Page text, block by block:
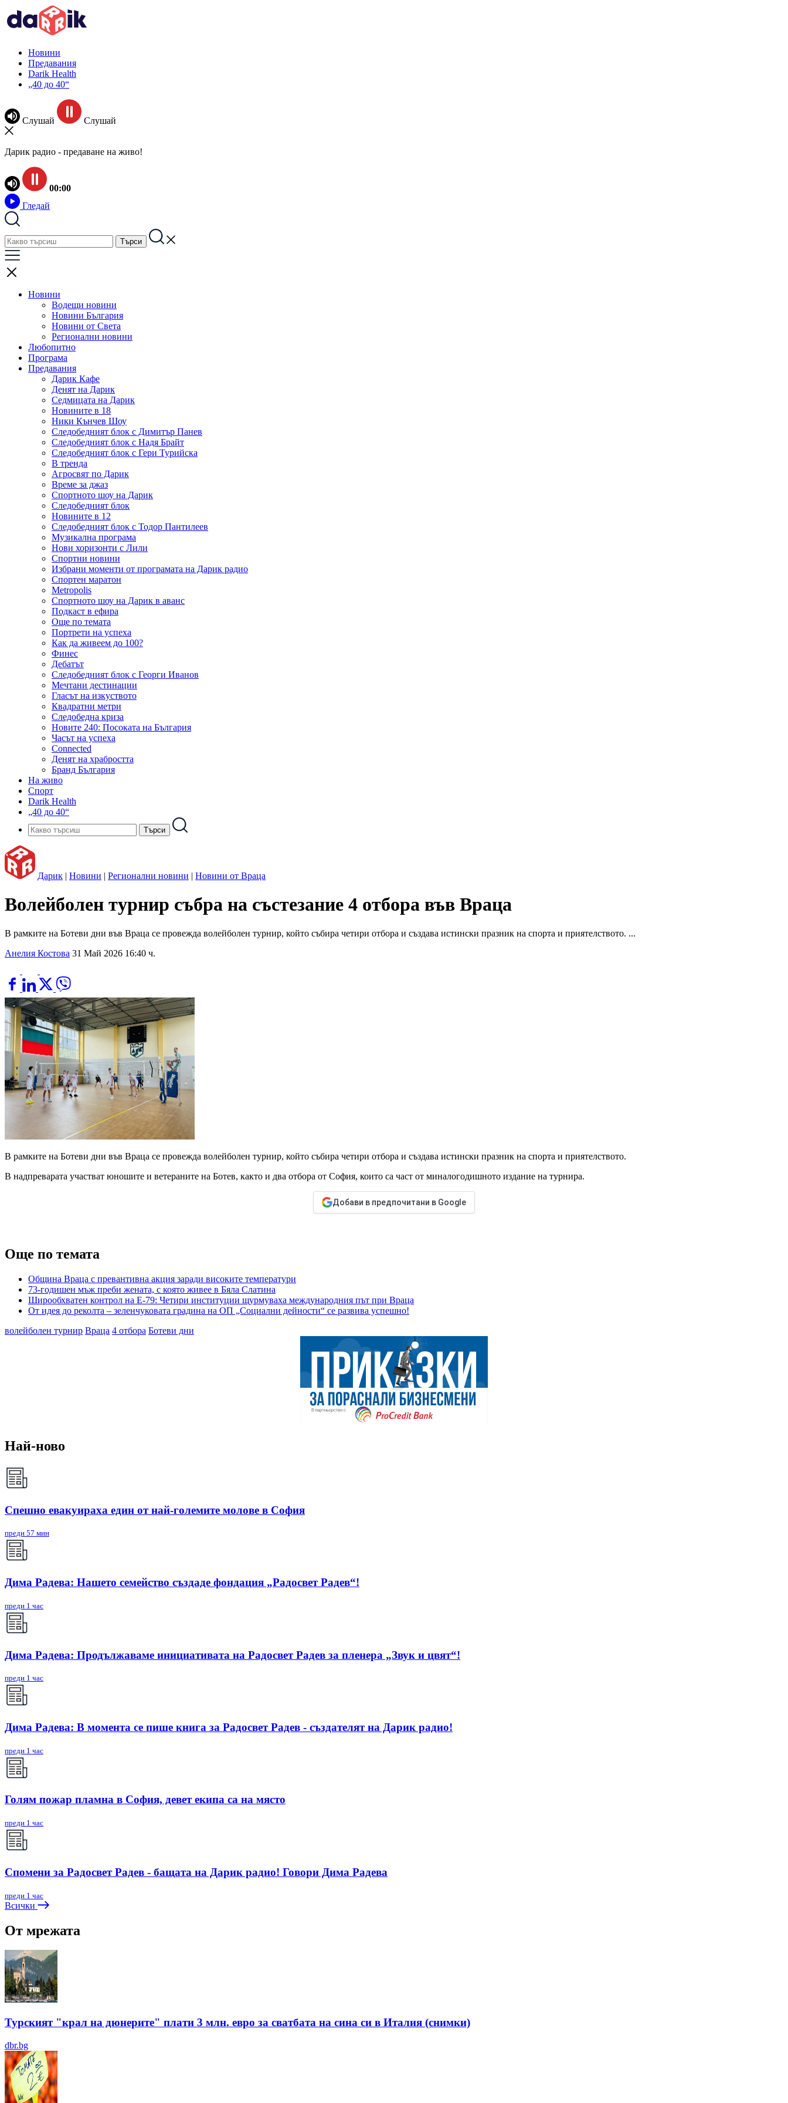
Новини
Предавания
Darik Health
„40 до 40“
Слушай Слушай
Дарик радио - предаване на живо!
00:00
Гледай
Новини
Водещи новини
Новини България
Новини от Света
Регионални новини
Любопитно
Програма
Предавания
Дарик Кафе
Денят на Дарик
Седмицата на Дарик
Новините в 18
Ники Кънчев Шоу
Следобедният блок с Димитър Панев
Следобедният блок с Надя Брайт
Следобедният блок с Гери Турийска
В тренда
Агросвят по Дарик
Време за джаз
Спортното шоу на Дарик
Следобедният блок
Новините в 12
Следобедният блок с Тодор Пантилеев
Музикална програма
Нови хоризонти с Лили
Спортни новини
Избрани моменти от програмата на Дарик радио
Спортен маратон
Metropolis
Спортното шоу на Дарик в аванс
Подкаст в ефира
Още по темата
Портрети на успеха
Как да живеем до 100?
Финес
Дебатът
Следобедният блок с Георги Иванов
Мечтани дестинации
Гласът на изкуството
Квадратни метри
Следобедна криза
Новите 240: Посоката на България
Часът на успеха
Connected
Денят на храбростта
Бранд България
На живо
Спорт
Darik Health
„40 до 40“
Дарик | Новини | Регионални новини | Новини от Враца
Волейболен турнир събра на състезание 4 отбора във Враца
В рамките на Ботеви дни във Враца се провежда волейболен турнир, който събира четири отбора и създава истински празник на спорта и приятелството. ...
Анелия Костова 31 Май 2026 16:40 ч.
В рамките на Ботеви дни във Враца се провежда волейболен турнир, който събира четири отбора и създава истински празник на спорта и приятелството.
В надпреварата участват юношите и ветераните на Ботев, както и два отбора от София, които са част от миналогодишното издание на турнира.
Добави в предпочитани в Google
Още по темата
Община Враца с превантивна акция заради високите температури
73-годишен мъж преби жената, с която живее в Бяла Слатина
Широобхватен контрол на Е-79: Четири институции щурмуваха международния път при Враца
От идея до реколта – зеленчуковата градина на ОП „Социални дейности“ се развива успешно!
волейболен турнир Враца 4 отбора Ботеви дни
Най-ново
Спешно евакуираха един от най-големите молове в София
преди 57 мин
Дима Радева: Нашето семейство създаде фондация „Радосвет Радев“!
преди 1 час
Дима Радева: Продължаваме инициативата на Радосвет Радев за пленера „Звук и цвят“!
преди 1 час
Дима Радева: В момента се пише книга за Радосвет Радев - създателят на Дарик радио!
преди 1 час
Голям пожар пламна в София, девет екипа са на място
преди 1 час
Спомени за Радосвет Радев - бащата на Дарик радио! Говори Дима Радева
преди 1 час
Всички
От мрежата
Турският "крал на дюнерите" плати 3 млн. евро за сватбата на сина си в Италия (снимки)
dbr.bg